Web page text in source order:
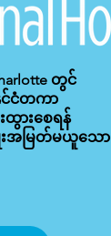
တွင်
င်ငံတကာ
ထွားစေရန်
အမြတ်မယူသော